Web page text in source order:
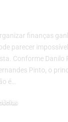
finanças
parecer
Conforme Danilo
Pinto, o
é…